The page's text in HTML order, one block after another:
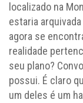
localizado na
estaria
agora se
realidade
seu plano?
possui. É claro
um deles é um